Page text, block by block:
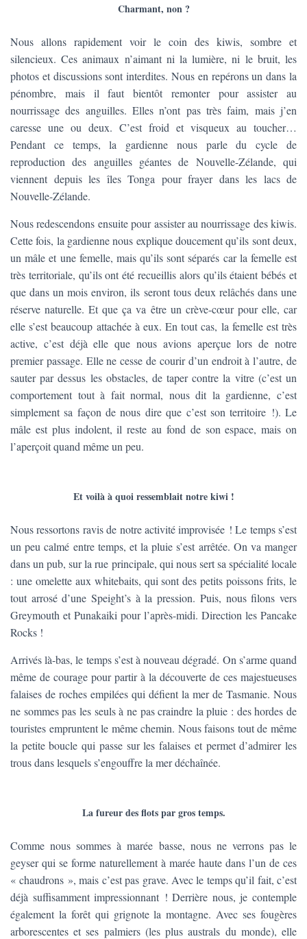
Charmant, non ?
Nous allons rapidement voir le coin des kiwis, sombre et
silencieux. Ces animaux n’aimant ni la lumière, ni le bruit, les
photos et discussions sont interdites. Nous en repérons un dans la
pénombre, mais il faut bientôt remonter pour assister au
nourrissage des anguilles. Elles n’ont pas très faim, mais j’en
caresse une ou deux. C’est froid et visqueux au toucher…
Pendant ce temps, la gardienne nous parle du cycle de
reproduction des anguilles géantes de Nouvelle-Zélande, qui
viennent depuis les îles Tonga pour frayer dans les lacs de
Nouvelle-Zélande.
Nous redescendons ensuite pour assister au nourrissage des kiwis.
Cette fois, la gardienne nous explique doucement qu’ils sont deux,
un mâle et une femelle, mais qu’ils sont séparés car la femelle est
très territoriale, qu’ils ont été recueillis alors qu’ils étaient bébés et
que dans un mois environ, ils seront tous deux relâchés dans une
réserve naturelle. Et que ça va être un crève-cœur pour elle, car
elle s’est beaucoup attachée à eux. En tout cas, la femelle est très
active, c’est déjà elle que nous avions aperçue lors de notre
premier passage. Elle ne cesse de courir d’un endroit à l’autre, de
sauter par dessus les obstacles, de taper contre la vitre (c’est un
comportement tout à fait normal, nous dit la gardienne, c’est
simplement sa façon de nous dire que c’est son territoire !). Le
mâle est plus indolent, il reste au fond de son espace, mais on
l’aperçoit quand même un peu.
Et voilà à quoi ressemblait notre kiwi !
Nous ressortons ravis de notre activité improvisée ! Le temps s’est
un peu calmé entre temps, et la pluie s’est arrêtée. On va manger
dans un pub, sur la rue principale, qui nous sert sa spécialité locale
: une omelette aux whitebaits, qui sont des petits poissons frits, le
tout arrosé d’une Speight’s à la pression. Puis, nous filons vers
Greymouth et Punakaiki pour l’après-midi. Direction les Pancake
Rocks !
Arrivés là-bas, le temps s’est à nouveau dégradé. On s’arme quand
même de courage pour partir à la découverte de ces majestueuses
falaises de roches empilées qui défient la mer de Tasmanie. Nous
ne sommes pas les seuls à ne pas craindre la pluie : des hordes de
touristes empruntent le même chemin. Nous faisons tout de même
la petite boucle qui passe sur les falaises et permet d’admirer les
trous dans lesquels s’engouffre la mer déchaînée.
La fureur des flots par gros temps.
Comme nous sommes à marée basse, nous ne verrons pas le
geyser qui se forme naturellement à marée haute dans l’un de ces
« chaudrons », mais c’est pas grave. Avec le temps qu’il fait, c’est
déjà suffisamment impressionnant ! Derrière nous, je contemple
également la forêt qui grignote la montagne. Avec ses fougères
arborescentes et ses palmiers (les plus australs du monde), elle